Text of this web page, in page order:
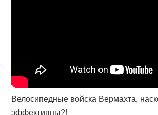
Велосипедные войска Вермахта,
эффективны?!